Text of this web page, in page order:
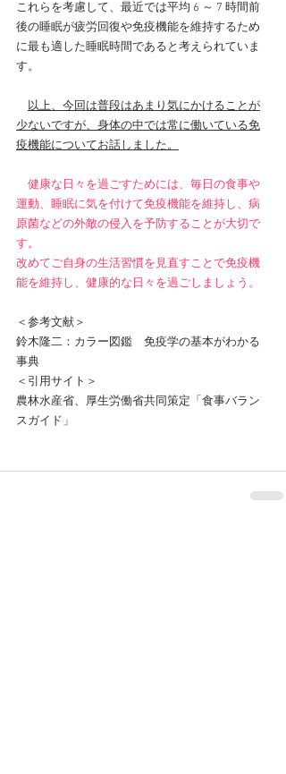
これらを考慮して、最近では平均 6 ～ 7 時間前
後の睡眠が疲労回復や免疫機能を維持するため
に最も適した睡眠時間であると考えられていま
す。
以上、今回は普段はあまり気にかけることが
少ないですが、身体の中では常に働いている免
疫機能についてお話しました。
健康な日々を過ごすためには、毎日の食事や
運動、睡眠に気を付けて免疫機能を維持し、病
原菌などの外敵の侵入を予防することが大切で
す。
改めてご自身の生活習慣を見直すことで免疫機
能を維持し、健康的な日々を過ごしましょう。
＜参考文献＞
鈴木隆二：カラー図鑑　免疫学の基本がわかる
事典
＜引用サイト＞
農林水産省、厚生労働省共同策定「食事バラン
スガイド」